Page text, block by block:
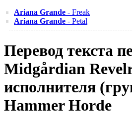
Ariana Grande - Freak
Ariana Grande - Petal
Перевод текста
Midgårdian
исполнителя
Hammer Horde